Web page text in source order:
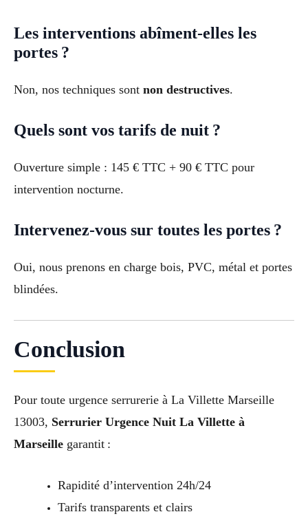
Les interventions abîment-elles les
portes ?
Non, nos techniques sont non destructives.
Quels sont vos tarifs de nuit ?
Ouverture simple : 145 € TTC + 90 € TTC pour
intervention nocturne.
Intervenez-vous sur toutes les portes ?
Oui, nous prenons en charge bois, PVC, métal et portes
blindées.
Conclusion
Pour toute urgence serrurerie à La Villette Marseille
13003, Serrurier Urgence Nuit La Villette à
Marseille garantit :
Rapidité d’intervention 24h/24
Tarifs transparents et clairs